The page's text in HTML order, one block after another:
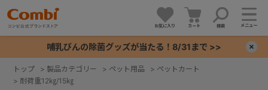
お気に入り カート 検索 メニュー
哺乳びんの除菌グッズが当たる！8/31まで >>
トップ > 製品カテゴリー > ペット用品 > ペットカート
> 耐荷重12㎏/15㎏